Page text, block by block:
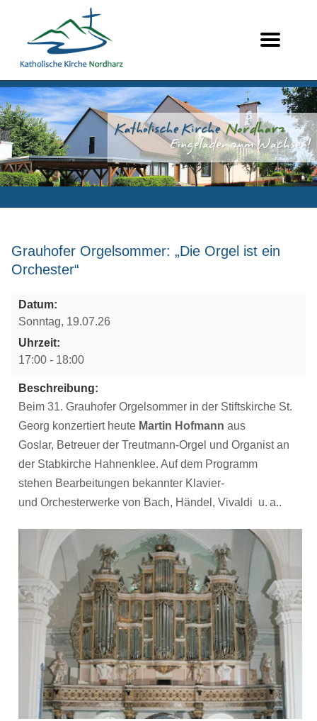
Grauhofer Orgelsommer: „Die Orgel ist ein
Orchester“
Datum:
Sonntag, 19.07.26
Uhrzeit:
17:00 - 18:00
Beschreibung:
Beim 31. Grauhofer Orgelsommer in der Stiftskirche St.
Georg konzertiert heute Martin Hofmann aus
Goslar, Betreuer der Treutmann-Orgel und Organist an
der Stabkirche Hahnenklee. Auf dem Programm
stehen Bearbeitungen bekannter Klavier-
und Orchesterwerke von Bach, Händel, Vivaldi u. a..